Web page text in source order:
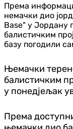
Према
немачки дио
Base" у Јордану
балистичким
базу погодили
Њемачки
балистичким
у понедјељак
Према